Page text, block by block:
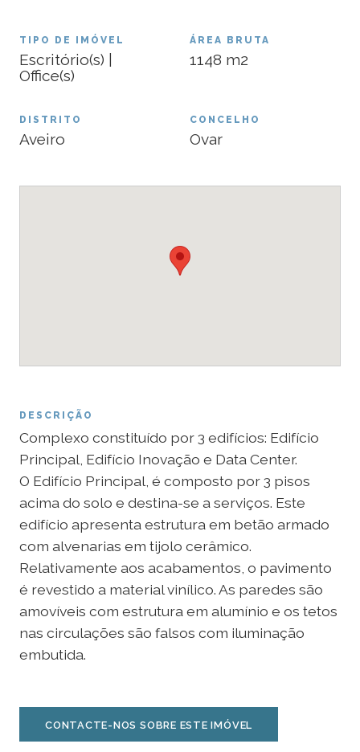
TIPO DE IMÓVEL
Escritório(s) |
Office(s)
ÁREA BRUTA
1148 m2
DISTRITO
Aveiro
CONCELHO
Ovar
DESCRIÇÃO
Complexo constituído por 3 edifícios: Edifício
Principal, Edifício Inovação e Data Center.
O Edifício Principal, é composto por 3 pisos
acima do solo e destina-se a serviços. Este
edifício apresenta estrutura em betão armado
com alvenarias em tijolo cerâmico.
Relativamente aos acabamentos, o pavimento
é revestido a material vinílico. As paredes são
amovíveis com estrutura em alumínio e os tetos
nas circulações são falsos com iluminação
embutida.
CONTACTE-NOS SOBRE ESTE IMÓVEL